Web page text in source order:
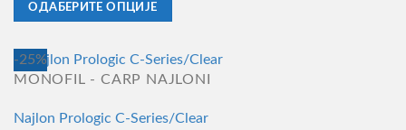
бити
на
страници
ОДАБЕРИТЕ ОПЦИЈЕ
производ
има
варијанти.
-25%
MONOFIL - CARP NAJLONI
Najlon Prologic C-Series/Clear